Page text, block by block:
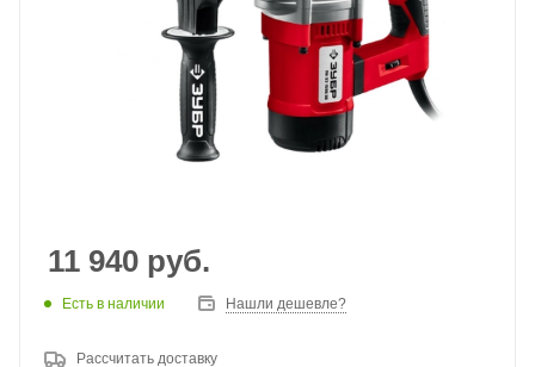
11 940 руб.
Есть в наличии Нашли дешевле?
Рассчитать доставку